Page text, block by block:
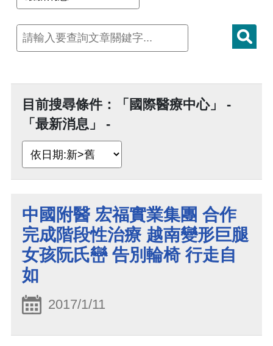
目前搜尋條件：「國際醫療中心」 -
「最新消息」 -
中國附醫 宏福實業集團 合作
完成階段性治療 越南變形巨腿
女孩阮氏巒 告別輪椅 行走自
如
2017/1/11